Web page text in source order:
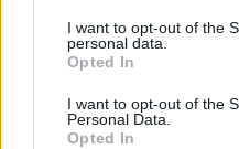
not limited to your visit or
grant or deny consent to
use your data for below
consent section.
I want to opt-out of the
personal data.
Opted In
I want to opt-out of the
Personal Data.
Opted In